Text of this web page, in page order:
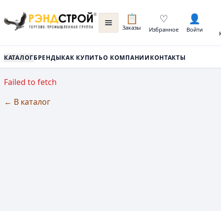
📋
Заказы
♡
Избранное
👤
Войти
КАТАЛОГБРЕНДЫКАК КУПИТЬО КОМПАНИИКОНТАКТЫ
Failed to fetch
← В каталог